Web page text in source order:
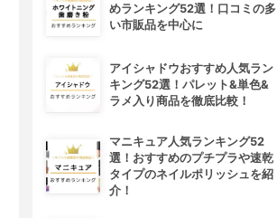
めランキング52選！口コミの多
い市販品を中心に
アイシャドウおすすめ人気ラン
キング52選！パレット&単色&
ラメ入り商品を徹底比較！
マニキュア人気ランキング52
選！おすすめのプチプラや速乾
タイプのネイルポリッシュを紹
介！